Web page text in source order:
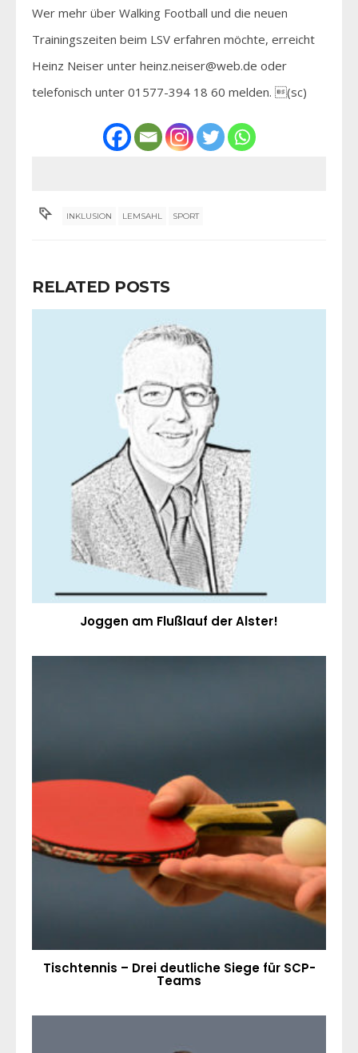
Wer mehr über Walking Football und die neuen
Trainingszeiten beim LSV erfahren möchte, erreicht
Heinz Neiser unter heinz.neiser@web.de oder
telefonisch unter 01577-394 18 60 melden. (sc)
INKLUSION LEMSAHL SPORT
RELATED POSTS
Joggen am Flußlauf der Alster!
Tischtennis – Drei deutliche Siege für SCP-
Teams